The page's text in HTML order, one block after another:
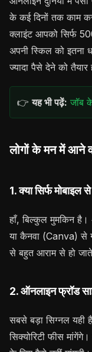
के कई दिनों तक काम
क्लाइंट आपको सिर्फ
अपनी स्किल को इतना
ज्यादा पैसे देने को तैयार
👉यह भी पढ़ें: जॉब
लोगों के मन में आने
1. क्या सिर्फ
हाँ, बिल्कुल मुमकिन
या कैनवा (Canva) से
से बहुत आराम से हो
2. ऑनलाइन फ्रॉड
सबसे बड़ा सिग्नल यही
सिक्योरिटी फीस